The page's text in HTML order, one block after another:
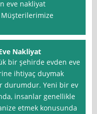
eve nakliyat
Nakliyat
bir şehirde evden eve
ihtiyaç duymak
durumdur. Yeni bir ev
insanlar genellikle
etmek konusunda